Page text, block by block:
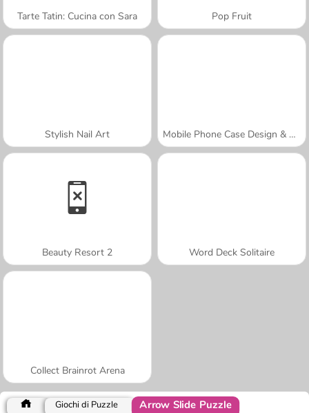
Tarte Tatin: Cucina con Sara Pop Fruit
Stylish Nail Art Mobile Phone Case Design & DIY
Beauty Resort 2 Word Deck Solitaire
Collect Brainrot Arena
Giochi di Puzzle Arrow Slide Puzzle